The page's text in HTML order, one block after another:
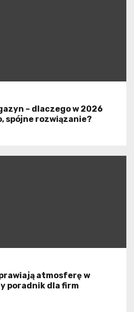
– dlaczego w 2026
spójne rozwiązanie?
atmosferę w
poradnik dla firm